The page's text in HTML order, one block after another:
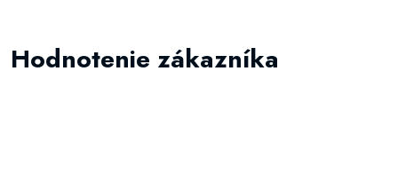
Hodnotenie zákazníka